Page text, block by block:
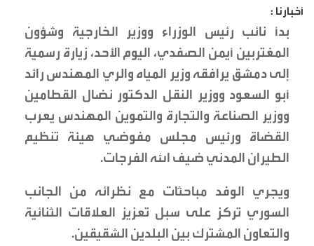
أخبارنا :
بدأ نائب رئيس الوزراء ووزير الخارجية وشؤون
المغتربين أيمن الصفدي، اليوم الأحد، زيارة رسمية
إلى دمشق يرافقه وزير المياه والري المهندس رائد
أبو السعود ووزير النقل الدكتور نضال القطامين
ووزير الصناعة والتجارة والتموين المهندس يعرب
القضاة ورئيس مجلس مفوضي هيئة تنظيم
الطيران المدني ضيف الله الفرجات.
ويجري الوفد مباحثات مع نظرائه من الجانب
السوري تركز على سبل تعزيز العلاقات الثنائية
والتعاون المشترك بين البلدين الشقيقين.